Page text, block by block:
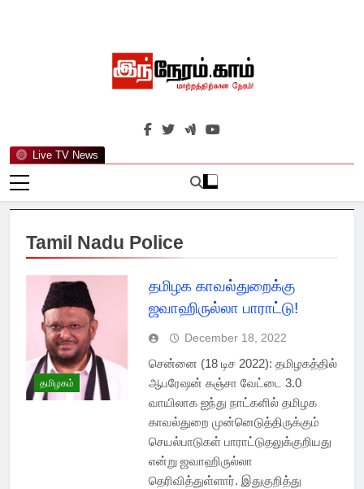
Live TV News
இந்நேரம்.காம்
செய்திகளுக்கு அப்பால்…
Tamil Nadu Police
தமிழகம்
தமிழக காவல்துறைக்கு
ஜவாஹிருல்லா பாராட்டு!
December 18, 2022
சென்னை (18 டிச 2022): தமிழகத்தில்
ஆபரேஷன் கஞ்சா வேட்டை 3.0
வாயிலாக ஐந்து நாட்களில் தமிழக
காவல்துறை முன்னெடுத்திருக்கும்
செயல்பாடுகள் பாராட்டுதலுக்குறியது
என்று ஜவாஹிருல்லா
தெரிவித்துள்ளார். இதுகுறித்து